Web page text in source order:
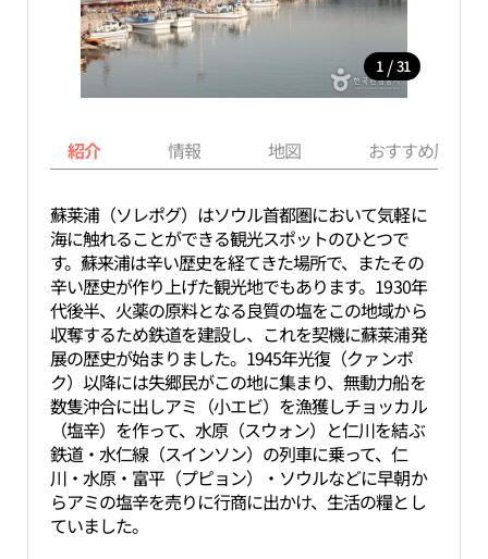
1 / 31
紹介 情報 地図 おすすめ周辺
蘇莱浦（ソレポグ）はソウル首都圏において気軽に
海に触れることができる観光スポットのひとつで
す。蘇来浦は辛い歴史を経てきた場所で、またその
辛い歴史が作り上げた観光地でもあります。1930年
代後半、火薬の原料となる良質の塩をこの地域から
収奪するため鉄道を建設し、これを契機に蘇莱浦発
展の歴史が始まりました。1945年光復（クァンボ
ク）以降には失郷民がこの地に集まり、無動力船を
数隻沖合に出しアミ（小エビ）を漁獲しチョッカル
（塩辛）を作って、水原（スウォン）と仁川を結ぶ
鉄道・水仁線（スインソン）の列車に乗って、仁
川・水原・富平（プピョン）・ソウルなどに早朝か
らアミの塩辛を売りに行商に出かけ、生活の糧とし
ていました。